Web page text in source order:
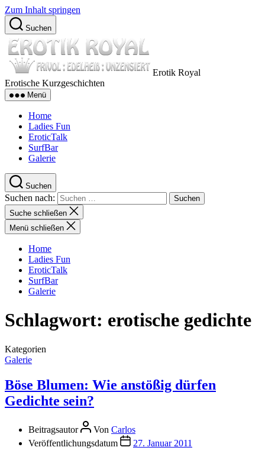
Zum Inhalt springen
Suchen
Erotik Royal
Erotische Kurzgeschichten
Menü
Home
Ladies Fun
EroticTalk
SurfBar
Galerie
Suchen
Suchen nach:
Suche schließen
Menü schließen
Home
Ladies Fun
EroticTalk
SurfBar
Galerie
Schlagwort: erotische gedichte
Kategorien
Galerie
Böse Blumen: Wie anstößig dürfen
Gedichte sein?
Beitragsautor Von Carlos
Veröffentlichungsdatum
27. Januar 2011